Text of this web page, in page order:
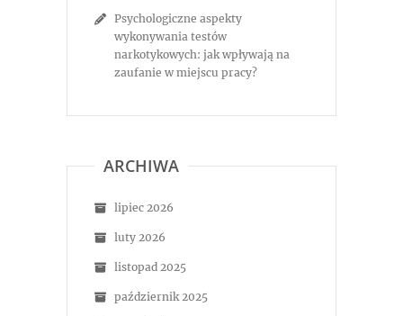
Psychologiczne aspekty
wykonywania testów
narkotykowych: jak wpływają na
zaufanie w miejscu pracy?
ARCHIWA
lipiec 2026
luty 2026
listopad 2025
październik 2025